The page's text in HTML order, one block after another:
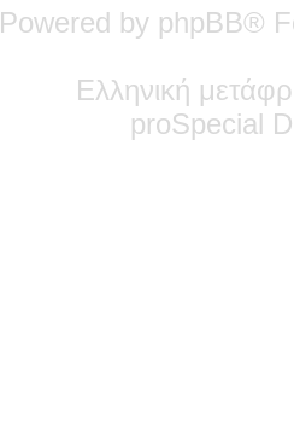
Powered by phpBB®
Ελληνική
proSpecial